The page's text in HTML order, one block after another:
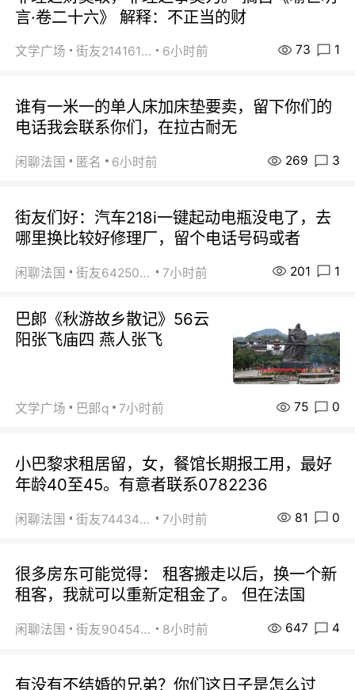
言·卷二十六》 解释：不正当的财
文学广场 街友21416156 6小时前 73 1
谁有一米一的单人床加床垫要卖，留下你们的
电话我会联系你们，在拉古耐无
闲聊法国 匿名 6小时前 269 3
街友们好：汽车218i一键起动电瓶没电了，去
哪里换比较好修理厂，留个电话号码或者
闲聊法国 街友64250024 7小时前 201 1
巴郞《秋游故乡散记》56云
阳张飞庙四 燕人张飞
文学广场 巴郞q 7小时前 75 0
小巴黎求租居留，女，餐馆长期报工用，最好
年龄40至45。有意者联系0782236
闲聊法国 街友74434350 7小时前 81 0
很多房东可能觉得： 租客搬走以后，换一个新
租客，我就可以重新定租金了。 但在法国
闲聊法国 街友90454511 8小时前 647 4
有没有不结婚的兄弟？你们这日子是怎么过